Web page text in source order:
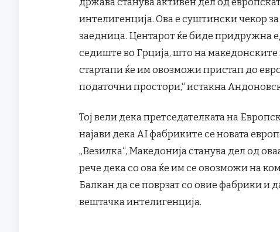
интелигенција. Ова е суштински чекор
заедница. Центарот ќе биде придружна
седиште во Грција, што на
стартапи ќе им овозможи пристап до
податочни простори,“ истакна
Тој вели дека претседателката на
најави дека AI фабриките се новата
„Везилка“, Македонија станува дел од
рече дека со ова ќе им се овозможи на
Балкан да се поврзат со овие фабрики и
вештачка интелигенција.